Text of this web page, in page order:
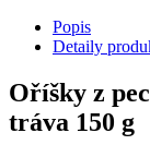
Popis
Detaily
Oříšky z
tráva 150 g